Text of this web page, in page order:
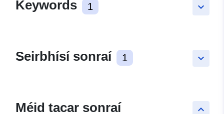
keyboard_arrow_down
Keywords 1
keyboard_arrow_down
Seirbhísí sonraí 1
keyboard_arrow_up
Méid tacar sonraí